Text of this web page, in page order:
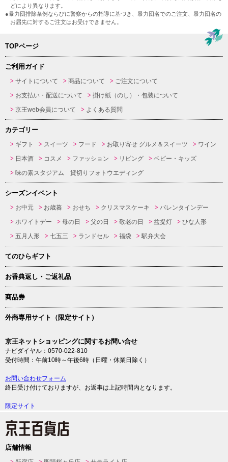
どにより異なります。
●暴力団排除条例ならびに警察からの指導に基づき、暴力団名でのご注文、暴力団名の
お届先に対するご注文はお受けできません。
TOPページ
ご利用ガイド
サイトについて 商品について
ご注文について
お支払い・配送について
掛け紙（のし）・包装について
京王web会員について
よくある質問
カテゴリー
ギフト スイーツ フード お取り寄せ グルメ＆スイーツ
ワイン
日本酒
コスメ ファッション リビング
ベビー・キッズ
味の素スタジアム 貸切りフォトウエディング
シーズンイベント
お中元 お歳暮 おせち クリスマスケーキ
バレンタインデー
ホワイトデー
母の日 父の日 敬老の日 盆提灯
ひな人形
五月人形
七五三 ランドセル 福袋 駅弁大会
てのひらギフト
お香典返し・ご返礼品
商品券
外商専用サイト（限定サイト）
京王ネットショッピングに関するお問い合せ
ナビダイヤル：0570-022-810
受付時間：午前10時～午後6時（日曜・休業日除く）
お問い合わせフォーム
終日受け付けておりますが、お返事は上記時間内となります。
限定サイト
店舗情報